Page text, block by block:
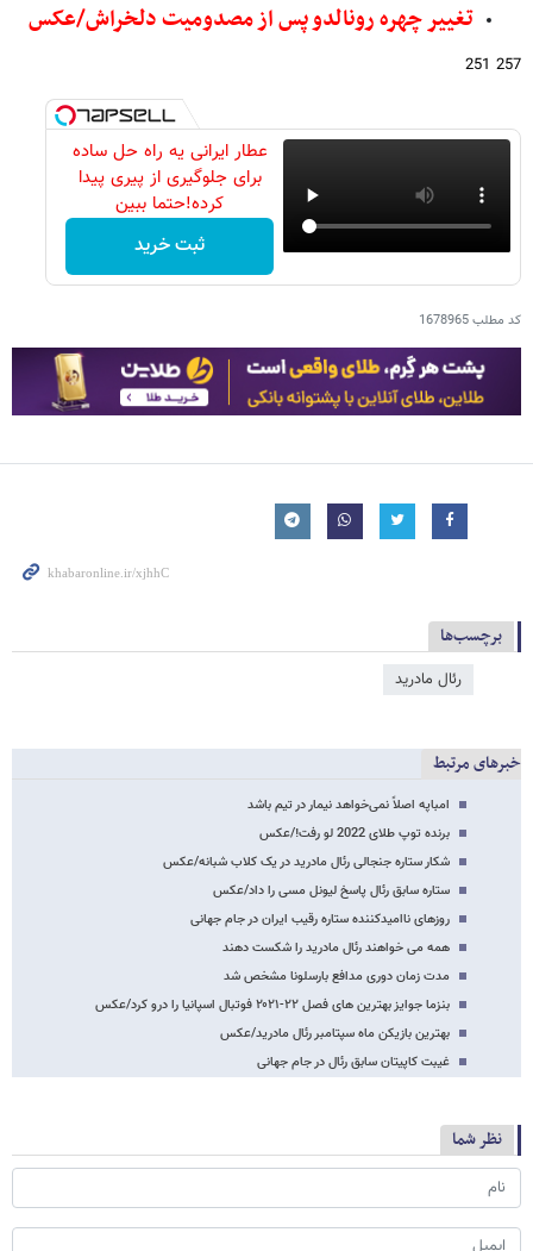
تغییر چهره رونالدو پس از مصدومیت دلخراش/عکس
257 251
عطار ایرانی یه راه حل ساده
برای جلوگیری از پیری پیدا
کرده!حتما ببین
ثبت خرید
کد مطلب1678965
برچسب‌ها
رئال مادرید
خبرهای مرتبط
امباپه اصلاً نمی‌خواهد نیمار در تیم باشد
برنده توپ طلای 2022 لو رفت!/عکس
شکار ستاره جنجالی رئال مادرید در یک کلاب شبانه/عکس
ستاره سابق رئال پاسخ لیونل مسی را داد/عکس
روزهای ناامیدکننده ستاره رقیب ایران در جام جهانی
همه می خواهند رئال مادرید را شکست دهند
مدت زمان دوری مدافع بارسلونا مشخص شد
بنزما جوایز بهترین های فصل ۲۲-۲۰۲۱ فوتبال اسپانیا را درو کرد/عکس
بهترین بازیکن ماه سپتامبر رئال مادرید/عکس
غیبت کاپیتان سابق رئال در جام جهانی
نظر شما